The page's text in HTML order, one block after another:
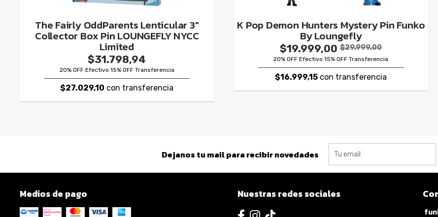
The Fairly OddParents Lenticular 3"
Collector Box Pin LOUNGEFLY NYCC
Limited
$31.798,94
20% OFF Efectivo 15% OFF Transferencia
$27.029,10 con transferencia
K Pop Demon Hunters Mystery Pin Funko
By Loungefly
$19.999,00 $29.999,00
20% OFF Efectivo 15% OFF Transferencia
$16.999,15 con transferencia
Dejanos tu mail para recibir novedades
Medios de pago Nuestras redes sociales